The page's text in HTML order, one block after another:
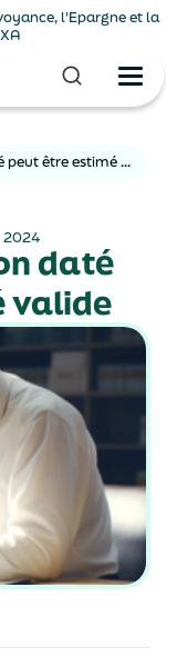
l'Epargne et la
Un testament non daté peut être estimé valide
2024
daté
valide